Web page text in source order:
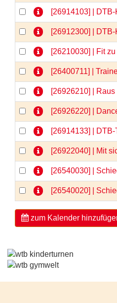
[26914103] |
[26912300] |
[26210030] | Fit
[26400711] |
[26926210] |
[26926220] |
[26914133] |
[26922040] | Mit
[26540030] |
[26540020] |
zum Kalender